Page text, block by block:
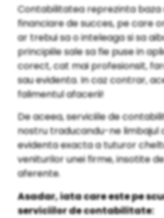
Contabilitatea reprezinta
financiare de succes, pe care
ar trebui sa o inteleaga si sa
principiile sale sa fie puse in
corect, cat mai profesionsit,
sau evidenta. In caz contrar,
falimentul afacerii!
De aceea, serviciile de
nostru traducandu-ne limbajul
evidenta exacta a tuturor
veniturilor unei firme, insotite
aferente.
Asadar, iata care este pe
serviciilor de contabilitate: